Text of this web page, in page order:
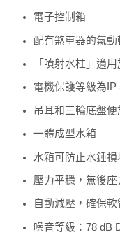
電子控制箱
配有煞車器的氣動
「噴射水柱」適
電機保護等級為IP
吊耳和三輪底盤
一體成型水箱
水箱可防止水錘
壓力平穩，無後座
自動減壓，確保
噪音等級：78 dB